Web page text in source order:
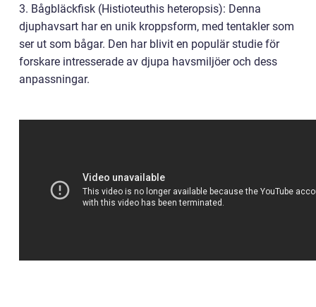
3. Bågbläckfisk (Histioteuthis heteropsis): Denna
djuphavsart har en unik kroppsform, med tentakler som
ser ut som bågar. Den har blivit en populär studie för
forskare intresserade av djupa havsmiljöer och dess
anpassningar.